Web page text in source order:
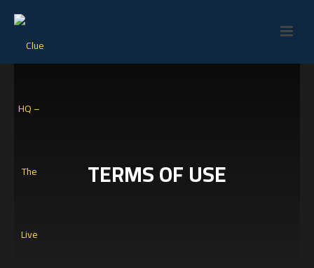
TERMS OF USE